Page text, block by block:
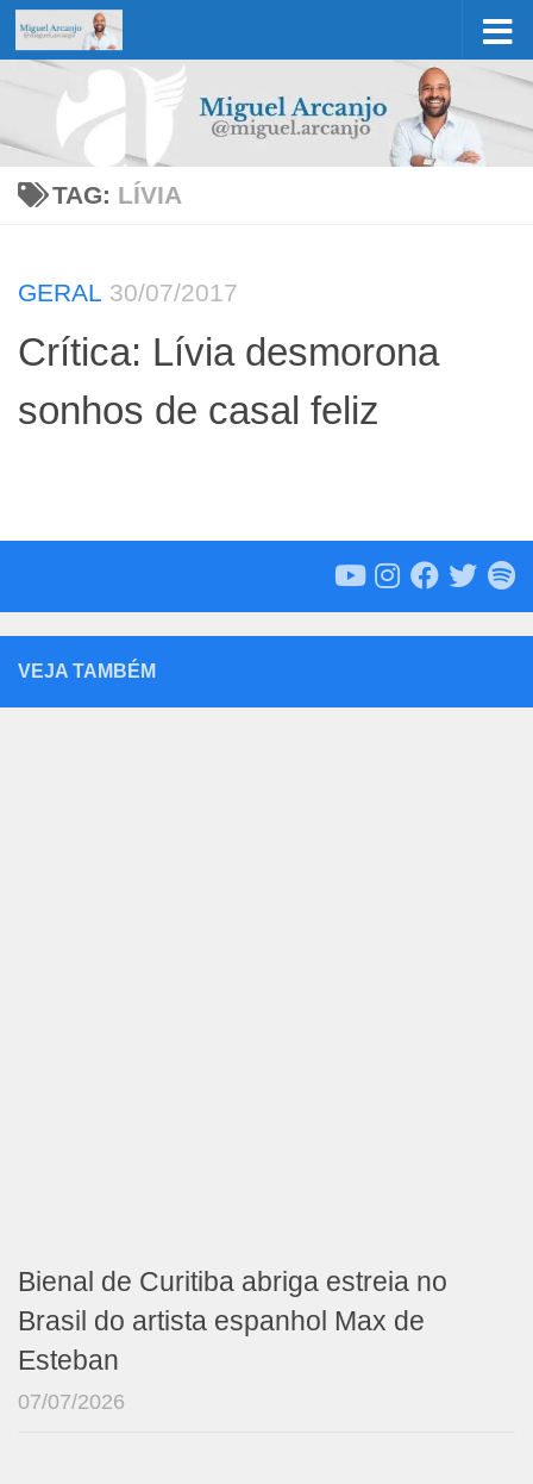
Skip to content
TAG: LÍVIA
GERAL 30/07/2017
Crítica: Lívia desmorona
sonhos de casal feliz
VEJA TAMBÉM
Bienal de Curitiba abriga estreia no
Brasil do artista espanhol Max de
Esteban
07/07/2026